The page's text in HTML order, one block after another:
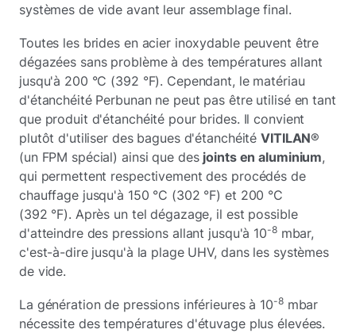
systèmes de vide avant leur assemblage final.
Toutes les brides en acier inoxydable peuvent être
dégazées sans problème à des températures allant
jusqu'à 200 °C (392 °F). Cependant, le matériau
d'étanchéité Perbunan ne peut pas être utilisé en tant
que produit d'étanchéité pour brides. Il convient
plutôt d'utiliser des bagues d'étanchéitéVITILAN®
(un FPM spécial) ainsi que des joints en aluminium,
qui permettent respectivement des procédés de
chauffage jusqu'à 150 °C (302 °F) et 200 °C
(392 °F). Après un tel dégazage, il est possible
d'atteindre des pressions allant jusqu'à 10-8mbar,
c'est-à-dire jusqu'à la plage UHV, dans les systèmes
de vide.
La génération de pressions inférieures à 10-8mbar
nécessite des températures d'étuvage plus élevées.